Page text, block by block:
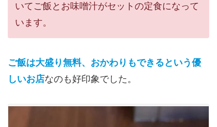
いてご飯とお味噌汁がセットの定食になって
います。
ご飯は大盛り無料、おかわりもできるという優
しいお店なのも好印象でした。